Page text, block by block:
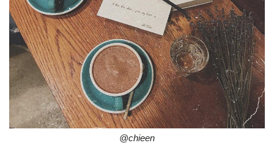
@chieen